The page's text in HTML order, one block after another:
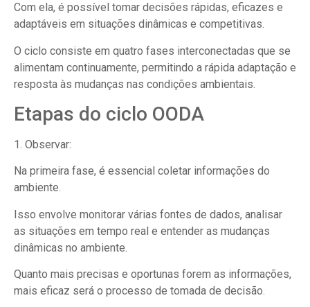
Com ela, é possível tomar decisões rápidas, eficazes e
adaptáveis em situações dinâmicas e competitivas.
O ciclo consiste em quatro fases interconectadas que se
alimentam continuamente, permitindo a rápida adaptação e
resposta às mudanças nas condições ambientais.
Etapas do ciclo OODA
1. Observar:
Na primeira fase, é essencial coletar informações do
ambiente.
Isso envolve monitorar várias fontes de dados, analisar
as situações em tempo real e entender as mudanças
dinâmicas no ambiente.
Quanto mais precisas e oportunas forem as informações,
mais eficaz será o processo de tomada de decisão.